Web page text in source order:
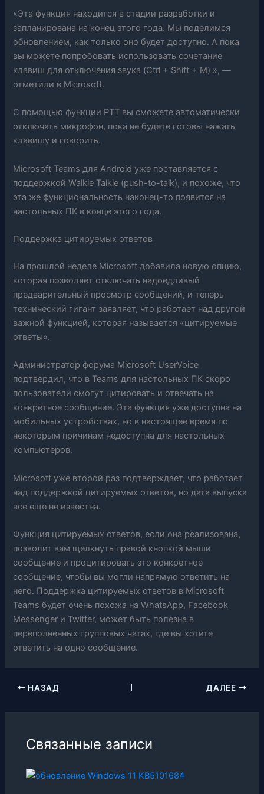
«Эта функция находится в стадии разработки и
запланирована на конец этого года. Мы поделимся
обновлением, как только оно будет доступно. А пока
вы можете попробовать использовать сочетание
клавиш для отключения звука (Ctrl + Shift + M) », —
отметили в Microsoft.
С помощью функции PTT вы сможете автоматически
отключать микрофон, пока не будете готовы нажать
клавишу и говорить.
Microsoft Teams для Android уже поставляется с
поддержкой Walkie Talkie (push-to-talk), и похоже, что
эта же функциональность наконец-то появится на
настольных ПК в конце этого года.
Поддержка цитируемых ответов
На прошлой неделе Microsoft добавила новую опцию,
которая позволяет отключать надоедливый
предварительный просмотр сообщений, и теперь
технический гигант заявляет, что работает над другой
важной функцией, которая называется «цитируемые
ответы».
Администратор форума Microsoft UserVoice
подтвердил, что в Teams для настольных ПК скоро
пользователи смогут цитировать и отвечать на
конкретное сообщение. Эта функция уже доступна на
мобильных устройствах, но в настоящее время по
некоторым причинам недоступна для настольных
компьютеров.
Microsoft уже второй раз подтверждает, что работает
над поддержкой цитируемых ответов, но дата выпуска
все еще не известна.
Функция цитируемых ответов, если она реализована,
позволит вам щелкнуть правой кнопкой мыши
сообщение и процитировать это конкретное
сообщение, чтобы вы могли напрямую ответить на
него. Поддержка цитируемых ответов в Microsoft
Teams будет очень похожа на WhatsApp, Facebook
Messenger и Twitter, может быть полезна в
переполненных групповых чатах, где вы хотите
ответить на одно сообщение.
НАЗАД ДАЛЕЕ
Связанные записи